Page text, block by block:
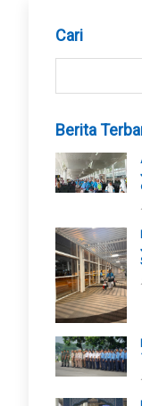
Cari
Berita